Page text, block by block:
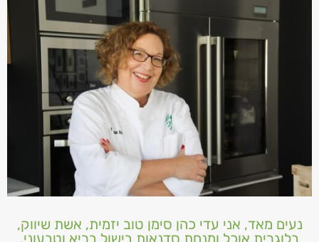
נעים מאד, אני עדי כהן סימן טוב יזמית, אשת שיווק,
בלוגרית אוכל ומנחת סדנאות בישול בריא וטבעוני.